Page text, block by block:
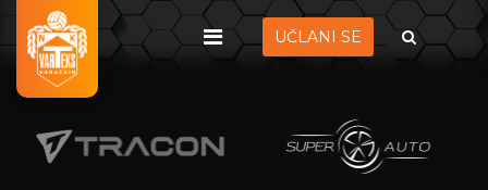
UČLANI SE